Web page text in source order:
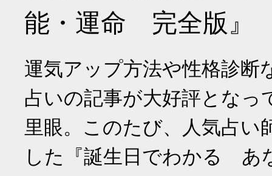
能・運命 完全版』
運気アップ方法や性格診断
占いの記事が大好評となっ
里眼。このたび、人気占い
した『誕生日でわかる あ